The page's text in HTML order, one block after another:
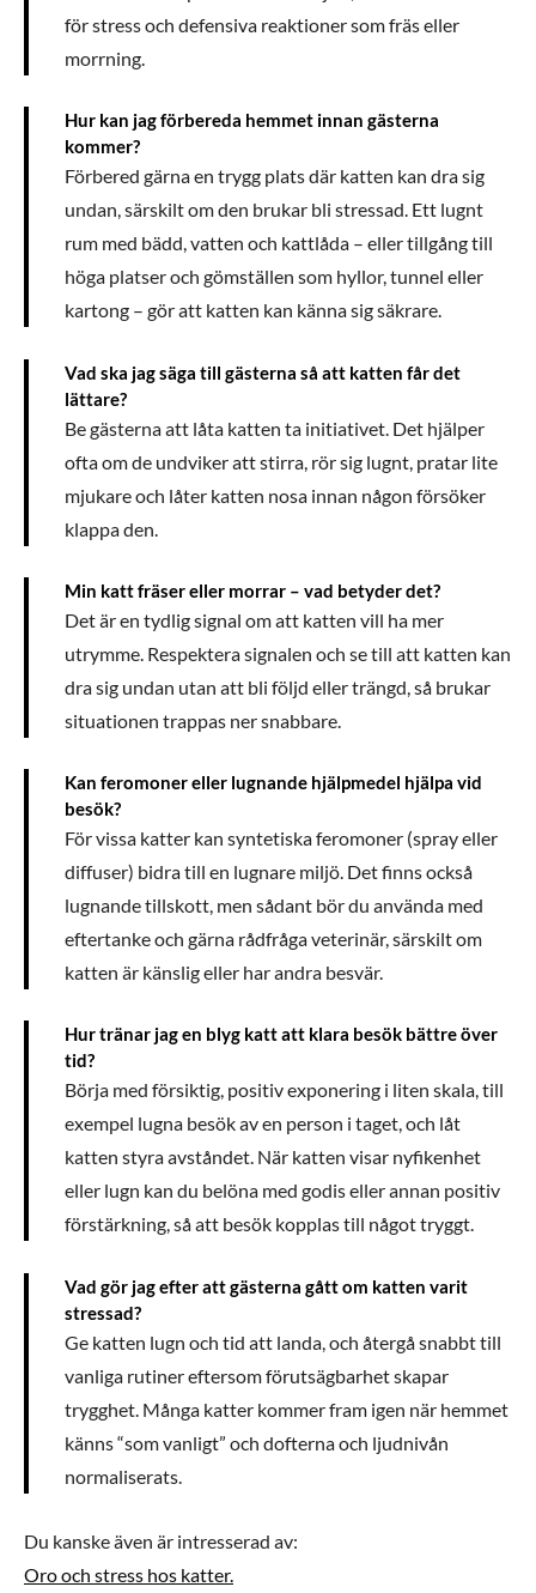
för stress och defensiva reaktioner som fräs eller
morrning.
Hur kan jag förbereda hemmet innan gästerna
kommer?
Förbered gärna en trygg plats där katten kan dra sig
undan, särskilt om den brukar bli stressad. Ett lugnt
rum med bädd, vatten och kattlåda – eller tillgång till
höga platser och gömställen som hyllor, tunnel eller
kartong – gör att katten kan känna sig säkrare.
Vad ska jag säga till gästerna så att katten får det
lättare?
Be gästerna att låta katten ta initiativet. Det hjälper
ofta om de undviker att stirra, rör sig lugnt, pratar lite
mjukare och låter katten nosa innan någon försöker
klappa den.
Min katt fräser eller morrar – vad betyder det?
Det är en tydlig signal om att katten vill ha mer
utrymme. Respektera signalen och se till att katten kan
dra sig undan utan att bli följd eller trängd, så brukar
situationen trappas ner snabbare.
Kan feromoner eller lugnande hjälpmedel hjälpa vid
besök?
För vissa katter kan syntetiska feromoner (spray eller
diffuser) bidra till en lugnare miljö. Det finns också
lugnande tillskott, men sådant bör du använda med
eftertanke och gärna rådfråga veterinär, särskilt om
katten är känslig eller har andra besvär.
Hur tränar jag en blyg katt att klara besök bättre över
tid?
Börja med försiktig, positiv exponering i liten skala, till
exempel lugna besök av en person i taget, och låt
katten styra avståndet. När katten visar nyfikenhet
eller lugn kan du belöna med godis eller annan positiv
förstärkning, så att besök kopplas till något tryggt.
Vad gör jag efter att gästerna gått om katten varit
stressad?
Ge katten lugn och tid att landa, och återgå snabbt till
vanliga rutiner eftersom förutsägbarhet skapar
trygghet. Många katter kommer fram igen när hemmet
känns “som vanligt” och dofterna och ljudnivån
normaliserats.
Du kanske även är intresserad av:
Oro och stress hos katter.